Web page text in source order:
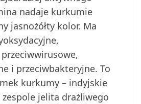
nadaje kurkumie
jasnożółty kolor. Ma
i przeciwbakteryjne. To
kurkumy – indyjskie
zespole jelita drażliwego